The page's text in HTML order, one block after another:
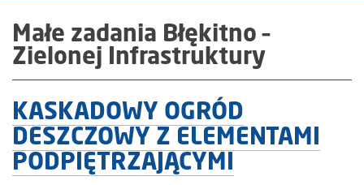
Małe zadania Błękitno –
Zielonej Infrastruktury
KASKADOWY OGRÓD
DESZCZOWY Z ELEMENTAMI
PODPIĘTRZAJĄCYMI